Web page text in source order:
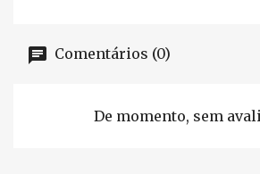
Comentários (0)
De momento, sem